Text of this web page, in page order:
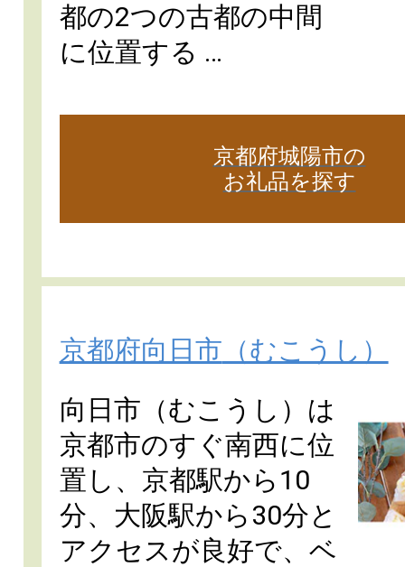
都の2つの古都の中間
に位置する …
京都府城陽市の
お礼品を探す
京都府向日市 （むこうし）
向日市（むこうし）は
京都市のすぐ南西に位
置し、京都駅から10
分、大阪駅から30分と
アクセスが良好で、ベ